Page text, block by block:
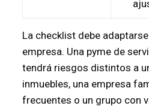
La checklist debe
empresa. Una pyme de
tendrá riesgos distintos a
inmuebles, una empresa
frecuentes o un grupo con